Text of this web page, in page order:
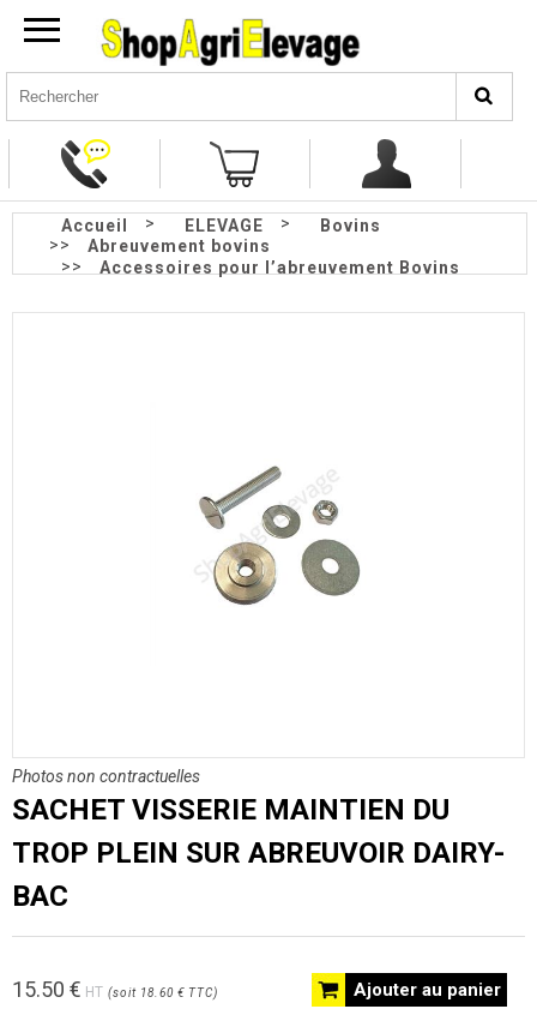
Accueil > ELEVAGE >
Bovins
>>
Abreuvement bovins
>>
Accessoires pour l’abreuvement Bovins
Photos non contractuelles
SACHET VISSERIE MAINTIEN DU
TROP PLEIN SUR ABREUVOIR DAIRY-
BAC
Ajouter au panier
15.50 € HT (soit 18.60 € TTC)